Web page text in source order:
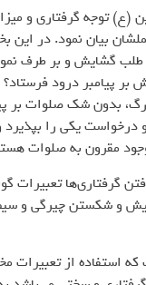
(ع) توجه گرفتاری و
بیان نمود. در
طلب گشایش و بر طرف
پیامبر درود
بدون شک صلوات بر
درخواست یکی را
مقرون به صلوات
گرفتاری‌ها تعبیرات
و شکستن چیرگی و
که استفاده از